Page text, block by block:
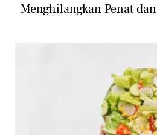
Menghilangkan Penat